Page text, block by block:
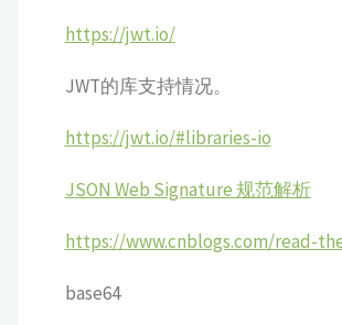
https://jwt.io/
JWT的库支持情况。
https://jwt.io/#libraries-io
JSON Web Signature 规范解析
https://www.cnblogs.com/read-
base64